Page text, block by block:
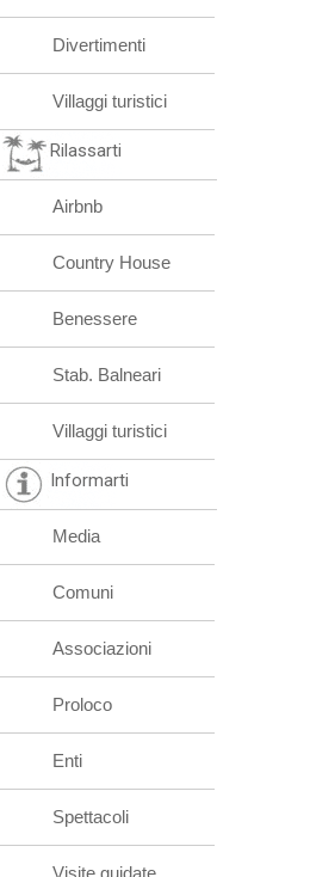
Divertimenti
Villaggi turistici
Rilassarti
Airbnb
Country House
Benessere
Stab. Balneari
Villaggi turistici
Informarti
Media
Comuni
Associazioni
Proloco
Enti
Spettacoli
Visite guidate